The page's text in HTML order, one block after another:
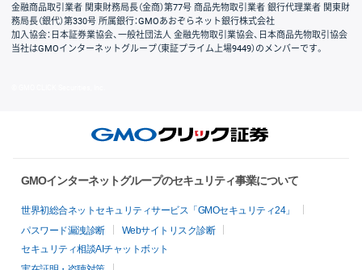
金融商品取引業者 関東財務局長（金商）第77号 商品先物取引業者 銀行代理業者 関東財
務局長（銀代）第330号 所属銀行：GMOあおぞらネット銀行株式会社
加入協会：日本証券業協会、一般社団法人 金融先物取引業協会、日本商品先物取引協会
当社はGMOインターネットグループ（東証プライム上場9449）のメンバーです。
GMOインターネットグループのセキュリティ事業について
世界初総合ネットセキュリティサービス「GMOセキュリティ24」
パスワード漏洩診断
Webサイトリスク診断
セキュリティ相談AIチャットボット